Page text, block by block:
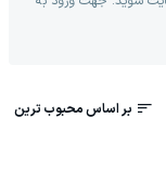
بر اساس محبوب ترین